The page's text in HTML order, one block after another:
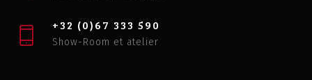
+32 (0)67 333 590
Show-Room et atelier